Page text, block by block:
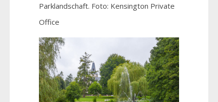
Parklandschaft. Foto: Kensington Private
Office